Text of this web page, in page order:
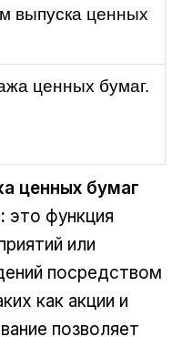
выпуска ценных
ценных бумаг.
ценных бумаг
это функция
или
посредством
как акции и
позволяет